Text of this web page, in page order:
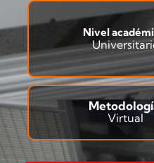
Nivel
Virtual